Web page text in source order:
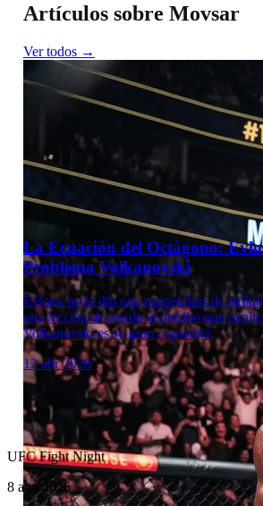
Artículos sobre Movsar
Ver todos →
La Ecuación del Octágono:
Problema Volkanovski
Evloev no le dio una masterclass de
una lección de miedo al derribo que
Volkanovski es su gran criptonita.
12 abr 2026
UFC Fight Night
8 ago 2026